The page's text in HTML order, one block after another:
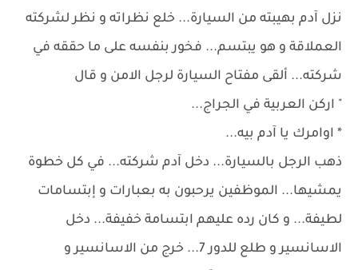
نزل آدم بهيبته من السيارة... خلع نظراته و نظر لشركته
العملاقة و هو يبتسم... فخور بنفسه على ما حققه في
شركته... ألقى مفتاح السيارة لرجل الامن و قال
" اركن العربية في الجراج...
* اوامرك يا آدم بيه...
ذهب الرجل بالسيارة... دخل آدم شركته... في كل خطوة
يمشيها... الموظفين يرحبون به بعبارات و إبتسامات
لطيفة... و كان رده عليهم ابتسامة خفيفة... دخل
الاسانسير و طلع للدور 7... خرج من الاسانسير و